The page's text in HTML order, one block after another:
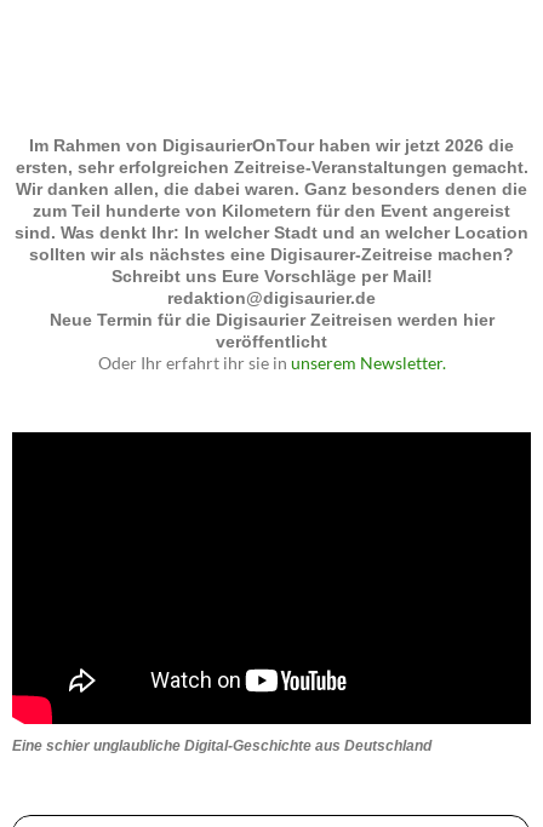
Im Rahmen von DigisaurierOnTour haben wir jetzt 2026 die
ersten, sehr erfolgreichen Zeitreise-Veranstaltungen gemacht.
Wir danken allen, die dabei waren. Ganz besonders denen die
zum Teil hunderte von Kilometern für den Event angereist
sind. Was denkt Ihr: In welcher Stadt und an welcher Location
sollten wir als nächstes eine Digisaurer-Zeitreise machen?
Schreibt uns Eure Vorschläge per Mail!
redaktion@digisaurier.de
Neue Termin für die Digisaurier Zeitreisen werden hier
veröffentlicht
Oder Ihr erfahrt ihr sie in unserem Newsletter.
Eine schier unglaubliche Digital-Geschichte aus Deutschland